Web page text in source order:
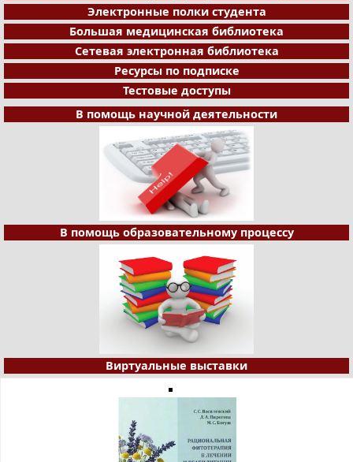
Электронные полки студента
Большая медицинская библиотека
Сетевая электронная библиотека
Ресурсы по подписке
Тестовые доступы
В помощь научной деятельности
В помощь образовательному процессу
Виртуальные выставки